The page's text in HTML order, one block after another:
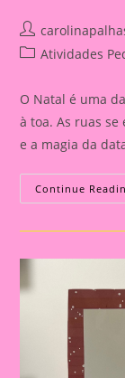
Post
author:
PostAtividades
O Natal é uma
à toa. As ruas se
e a magia da
Continue